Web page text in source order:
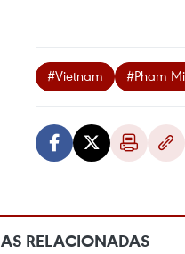
#Vietnam #Pham
RELACIONADAS